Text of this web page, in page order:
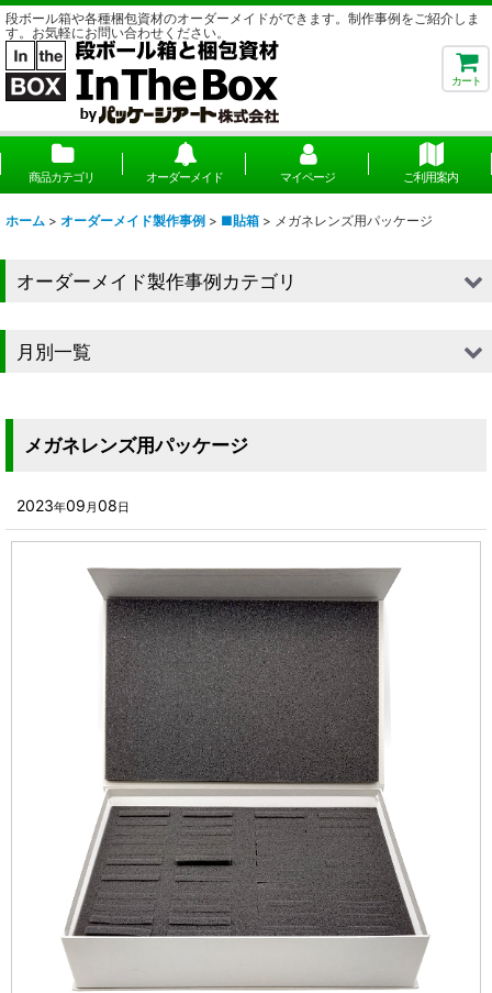
段ボール箱や各種梱包資材のオーダーメイドができます。制作事例をご紹介しま
す。お気軽にお問い合わせください。
カート
商品カテゴリ オーダーメイド マイページ ご利用案内
ホーム > オーダーメイド製作事例 > ■貼箱 > メガネレンズ用パッケージ
メガネレンズ用パッケージ
2023年09 月08日
オーダーメイド製作事例カテゴリ
■段ボール（箱以外）
■組箱
■その他箱・ケース
■袋
■ウレタン・スポンジ
■気泡緩衝材・ミラーマット
■その他発泡材・緩衝材
楽器・音響機器用
瓶・缶・ボトル用
スポーツ・アウトドア・健康用
靴・衣類・アパレル小物用
時計・宝飾品用
ホーム&キッチン用
月別一覧
2025年
2023年